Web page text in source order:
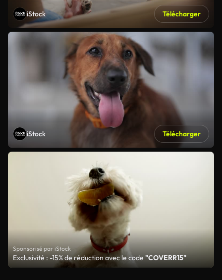
iStock Télécharger
iStock Télécharger
Sponsorisé par iStock
Exclusivité : -15% de réduction avec le code "COVERR15"